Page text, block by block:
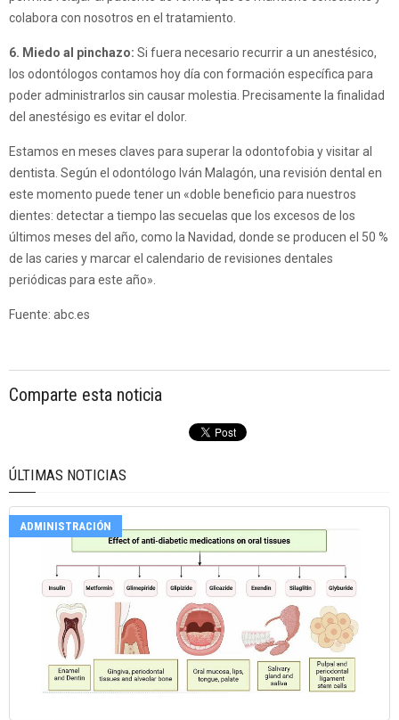
colabora con nosotros en el tratamiento.
6. Miedo al pinchazo: Si fuera necesario recurrir a un anestésico,
los odontólogos contamos hoy día con formación específica para
poder administrarlos sin causar molestia. Precisamente la finalidad
del anestésigo es evitar el dolor.
Estamos en meses claves para superar la odontofobia y visitar al
dentista. Según el odontólogo Iván Malagón, una revisión dental en
este momento puede tener un «doble beneficio para nuestros
dientes: detectar a tiempo las secuelas que los excesos de los
últimos meses del año, como la Navidad, donde se producen el 50 %
de las caries y marcar el calendario de revisiones dentales
periódicas para este año».
Fuente: abc.es
Comparte esta noticia
ÚLTIMAS NOTICIAS
ADMINISTRACIÓN